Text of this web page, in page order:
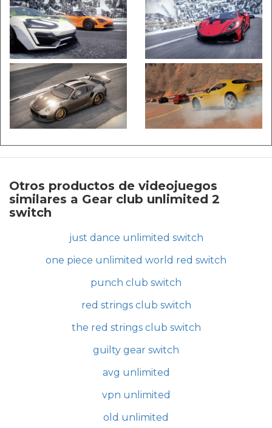
Otros productos de videojuegos
similares a Gear club unlimited 2
switch
just dance unlimited switch
one piece unlimited world red switch
punch club switch
red strings club switch
the red strings club switch
guilty gear switch
avg unlimited
vpn unlimited
old unlimited